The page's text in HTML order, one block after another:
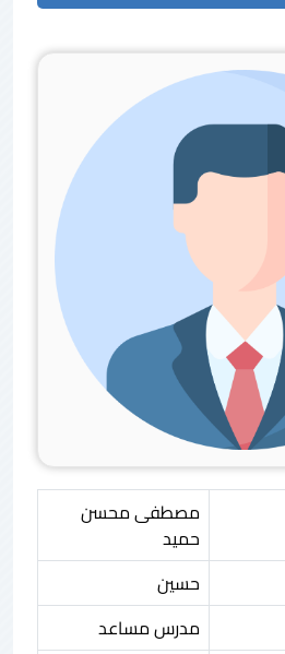
مصطفى محسن
حميد
حسين
مدرس مساعد